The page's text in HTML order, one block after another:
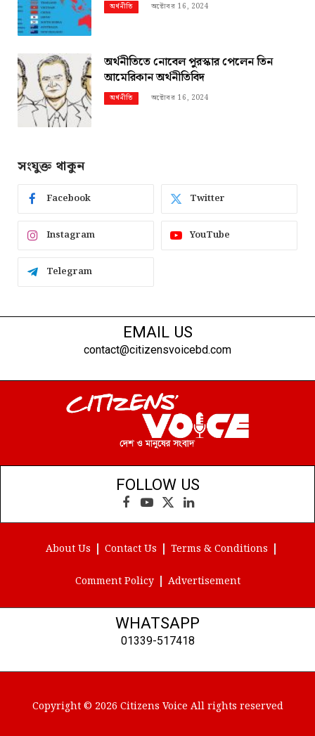
অর্থনীতি অক্টোবর 16, 2024
অর্থনীতিতে নোবেল পুরস্কার পেলেন তিন
আমেরিকান অর্থনীতিবিদ
অর্থনীতি অক্টোবর 16, 2024
সংযুক্ত থাকুন
Facebook Twitter
Instagram YouTube
Telegram
EMAIL US
contact@citizensvoicebd.com
FOLLOW US
Facebook
YouTube
X
(Twitter)
LinkedIn
About Us Contact Us Terms & Conditions
Comment Policy Advertisement
WHATSAPP
01339-517418
Copyright © 2026 Citizens Voice All rights reserved